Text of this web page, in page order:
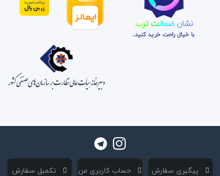
نشان ضمانت ترب
با خیال راحت خرید کنید.
‌ پیگیری سفارش ‌ حساب کاربری من ‌ تکمیل سفارش